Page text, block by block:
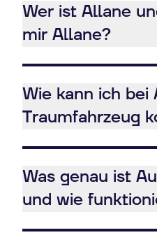
Wer ist Allane
mir Allane?
Wie kann ich bei
Traumfahrzeug
Was genau ist
und wie